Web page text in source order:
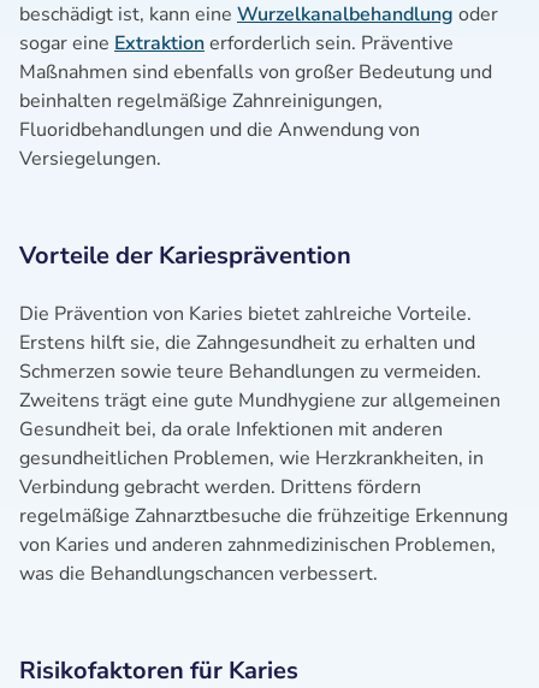
beschädigt ist, kann eine Wurzelkanalbehandlung oder
sogar eine Extraktionerforderlich sein. Präventive
Maßnahmen sind ebenfalls von großer Bedeutung und
beinhalten regelmäßige Zahnreinigungen,
Fluoridbehandlungen und die Anwendung von
Versiegelungen.
Vorteile der Kariesprävention
Die Prävention von Karies bietet zahlreiche Vorteile.
Erstens hilft sie, die Zahngesundheit zu erhalten und
Schmerzen sowie teure Behandlungen zu vermeiden.
Zweitens trägt eine gute Mundhygiene zur allgemeinen
Gesundheit bei, da orale Infektionen mit anderen
gesundheitlichen Problemen, wie Herzkrankheiten, in
Verbindung gebracht werden. Drittens fördern
regelmäßige Zahnarztbesuche die frühzeitige Erkennung
von Karies und anderen zahnmedizinischen Problemen,
was die Behandlungschancen verbessert.
Risikofaktoren für Karies